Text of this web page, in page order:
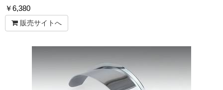
￥6,380
販売サイトへ